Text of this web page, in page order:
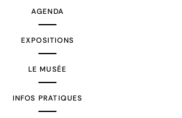
AGENDA
EXPOSITIONS
LE MUSÉE
INFOS PRATIQUES